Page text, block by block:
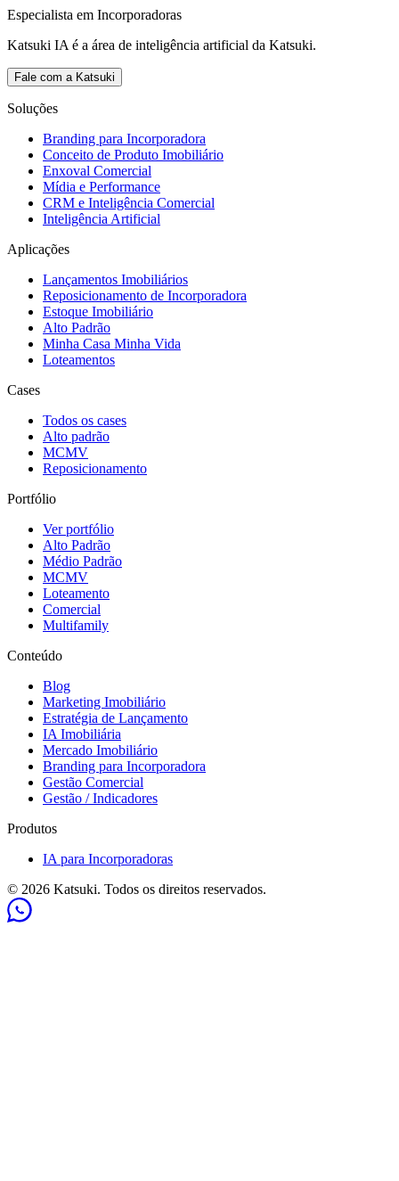
Especialista em Incorporadoras
Katsuki IA é a área de inteligência artificial da Katsuki.
Fale com a Katsuki
Soluções
Branding para Incorporadora
Conceito de Produto Imobiliário
Enxoval Comercial
Mídia e Performance
CRM e Inteligência Comercial
Inteligência Artificial
Aplicações
Lançamentos Imobiliários
Reposicionamento de Incorporadora
Estoque Imobiliário
Alto Padrão
Minha Casa Minha Vida
Loteamentos
Cases
Todos os cases
Alto padrão
MCMV
Reposicionamento
Portfólio
Ver portfólio
Alto Padrão
Médio Padrão
MCMV
Loteamento
Comercial
Multifamily
Conteúdo
Blog
Marketing Imobiliário
Estratégia de Lançamento
IA Imobiliária
Mercado Imobiliário
Branding para Incorporadora
Gestão Comercial
Gestão / Indicadores
Produtos
IA para Incorporadoras
© 2026 Katsuki. Todos os direitos reservados.